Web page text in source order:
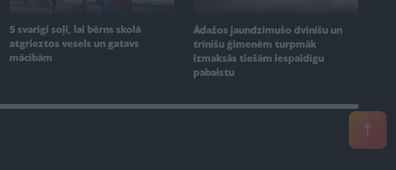
5 svarīgi soļi, lai bērns skolā
atgrieztos vesels un gatavs
mācībām
Ādažos jaundzimušo dvīnīšu un
trīnīšu ģimenēm turpmāk
izmaksās tiešām iespaidīgu
pabalstu